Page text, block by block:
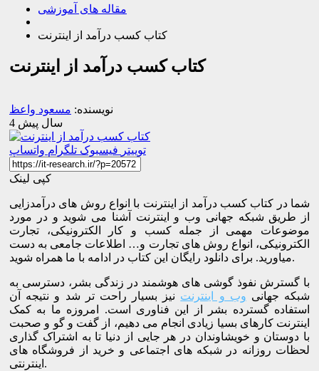
مقاله های آموزشی
کتاب کسب درآمد از اینترنت
کتاب کسب درآمد از اینترنت
نویسنده: مسعود واعظ
4 سال پیش
توییتر فیسبوک تلگرام واتساپ
کپی لینک
شما در کتاب کسب درآمد از اینترنت با انواع روش های درآمدزایی
از طریق شبکه جهانی وب و اینترنت آشنا می شوید و در مورد
موضوعات مهمی از جمله کسب و کار الکترونیکی، تجارت
الکترونیکی، انواع روش های تجارت و… اطلاعات جامعی به دست
میاورید. برای دانلود رایگان این کتاب در ادامه با ما همراه شوید.
با گسترش نفوذ گوشی های هوشمند در زندگی بشر، دسترسی به
شبکه جهانی وب و اینترنت نیز بسیار راحت تر شد و نتیجه آن
استفاده گسترده بشر از این فناوری است. امروزه ما به کمک
اینترنت کارهای بسیا زیادی انجام می دهیم، از گفت و گو و صحبت
با دوستان و خویشاوندان در هر جایی از دنیا تا به اشتراک گذاری
لحظات روزانه در شبکه های اجتماعی و خرید از فروشگاه های
اینترنتی.